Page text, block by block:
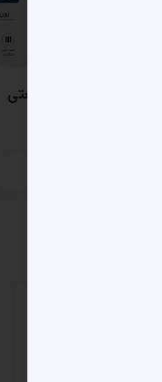
فروش ۳ هکتار زمین صنعتی